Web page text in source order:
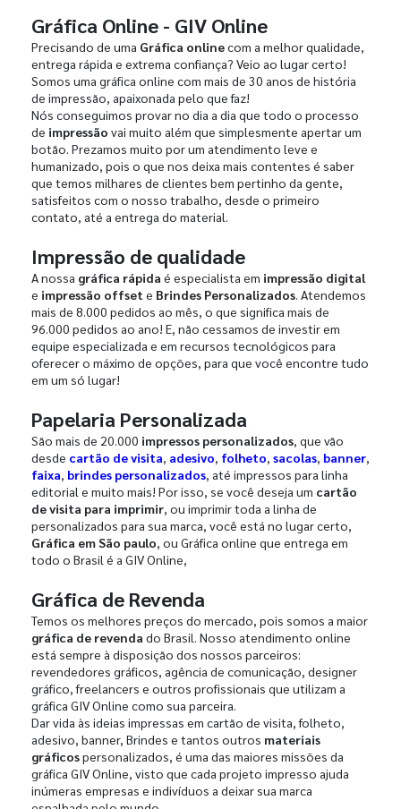
Gráfica Online - GIV Online
Precisando de uma Gráfica onlinecom a melhor qualidade,
entrega rápida e extrema confiança? Veio ao lugar certo!
Somos uma gráfica online com mais de 30 anos de história
de impressão, apaixonada pelo que faz!
Nós conseguimos provar no dia a dia que todo o processo
de impressão vai muito além que simplesmente apertar um
botão. Prezamos muito por um atendimento leve e
humanizado, pois o que nos deixa mais contentes é saber
que temos milhares de clientes bem pertinho da gente,
satisfeitos com o nosso trabalho, desde o primeiro
contato, até a entrega do material.
Impressão de qualidade
A nossa gráfica rápida é especialista em impressão digital
e impressão offset e Brindes Personalizados. Atendemos
mais de 8.000 pedidos ao mês, o que significa mais de
96.000 pedidos ao ano! E, não cessamos de investir em
equipe especializada e em recursos tecnológicos para
oferecer o máximo de opções, para que você encontre tudo
em um só lugar!
Papelaria Personalizada
São mais de 20.000 impressos personalizados, que vão
desde cartão de visita, adesivo, folheto, sacolas, banner,
faixa, brindes personalizados, até impressos para linha
editorial e muito mais! Por isso, se você deseja um cartão
de visita para imprimir, ou imprimir toda a linha de
personalizados para sua marca, você está no lugar certo,
Gráfica em São paulo, ou Gráfica online que entrega em
todo o Brasil é a GIV Online,
Gráfica de Revenda
Temos os melhores preços do mercado, pois somos a maior
gráfica de revenda do Brasil. Nosso atendimento online
está sempre à disposição dos nossos parceiros:
revendedores gráficos, agência de comunicação, designer
gráfico, freelancers e outros profissionais que utilizam a
gráfica GIV Online como sua parceira.
Dar vida às ideias impressas em cartão de visita, folheto,
adesivo, banner, Brindes e tantos outros materiais
gráficospersonalizados, é uma das maiores missões da
gráfica GIV Online, visto que cada projeto impresso ajuda
inúmeras empresas e indivíduos a deixar sua marca